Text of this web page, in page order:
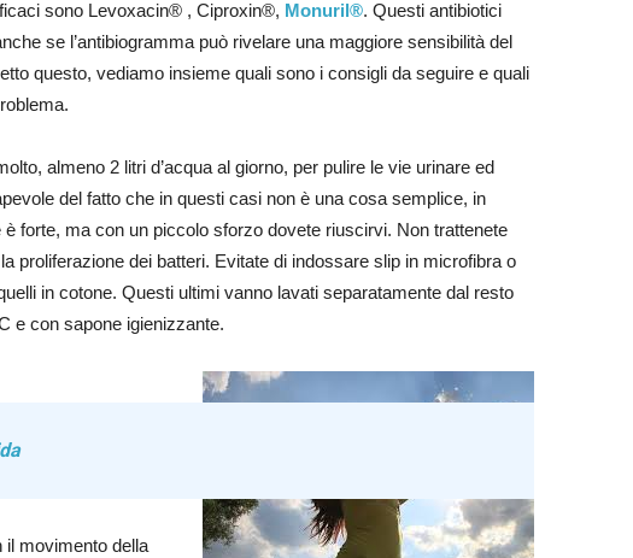
sono Levoxacin® , Ciproxin®, Monuril®. Questi antibiotici
se l’antibiogramma può rivelare una maggiore sensibilità del
questo, vediamo insieme quali sono i consigli da seguire e quali
almeno 2 litri d’acqua al giorno, per pulire le vie urinare ed
del fatto che in questi casi non è una cosa semplice, in
forte, ma con un piccolo sforzo dovete riuscirvi. Non trattenete
proliferazione dei batteri. Evitate di indossare slip in microfibra o
in cotone. Questi ultimi vanno lavati separatamente dal resto
e con sapone igienizzante.
il movimento della